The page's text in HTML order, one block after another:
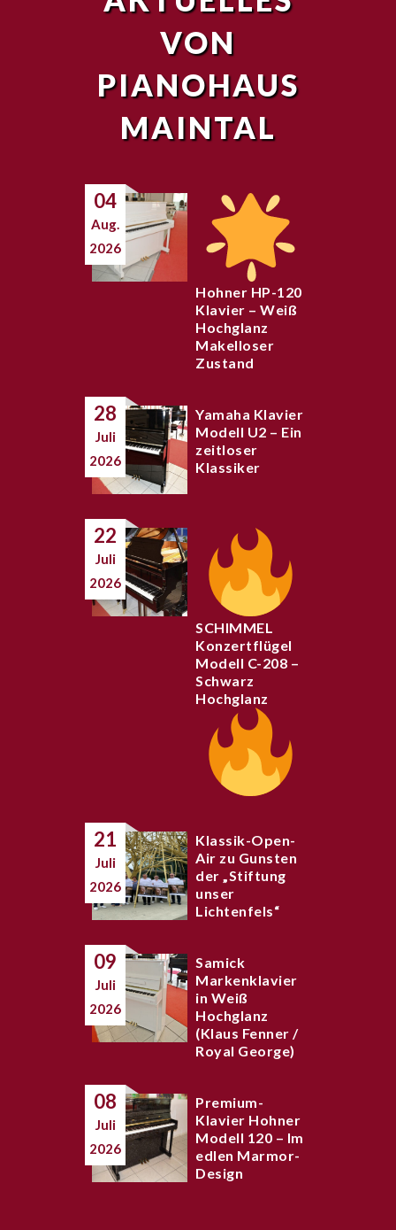
VON
PIANOHAUS
MAINTAL
04
Aug.
2026
Hohner HP-120
Klavier – Weiß
Hochglanz
Makelloser
Zustand
28
Juli
2026
Yamaha Klavier
Modell U2 – Ein
zeitloser
Klassiker
22
Juli
2026
SCHIMMEL
Konzertflügel
Modell C-208 –
Schwarz
Hochglanz
21
Juli
2026
Klassik-Open-
Air zu Gunsten
der „Stiftung
unser
Lichtenfels“
09
Juli
2026
Samick
Markenklavier
in Weiß
Hochglanz
(Klaus Fenner /
Royal George)
08
Juli
2026
Premium-
Klavier Hohner
Modell 120 – Im
edlen Marmor-
Design